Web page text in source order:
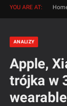
YOU ARE AT:
ANALIZY
Apple,
trójka w